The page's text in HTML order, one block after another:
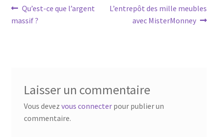
Qu’est-ce que l’argent
massif ?
L’entrepôt des mille meubles
avec MisterMonney
Laisser un commentaire
Vous devez vous connecterpour publier un
commentaire.